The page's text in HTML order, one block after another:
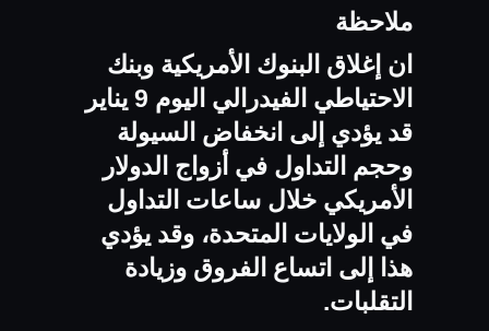
ملاحظة
ان إغلاق البنوك الأمريكية وبنك
الاحتياطي الفيدرالي اليوم 9 يناير
قد يؤدي إلى انخفاض السيولة
وحجم التداول في أزواج الدولار
الأمريكي خلال ساعات التداول
في الولايات المتحدة، وقد يؤدي
هذا إلى اتساع الفروق وزيادة
التقلبات.